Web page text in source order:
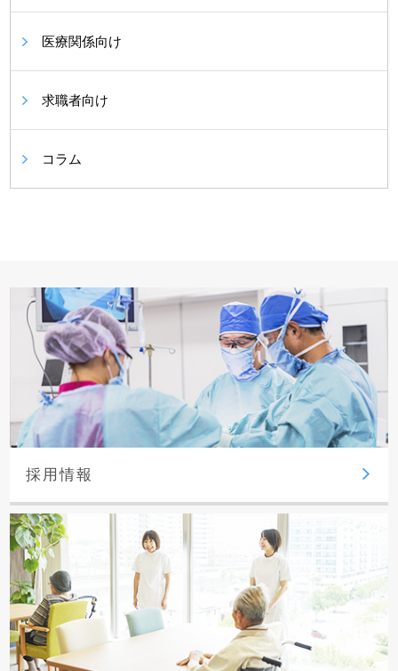
医療関係向け
求職者向け
コラム
採用情報